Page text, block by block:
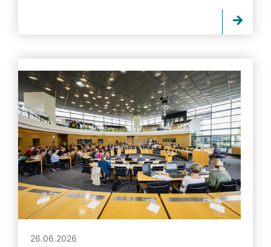
26.06.2026